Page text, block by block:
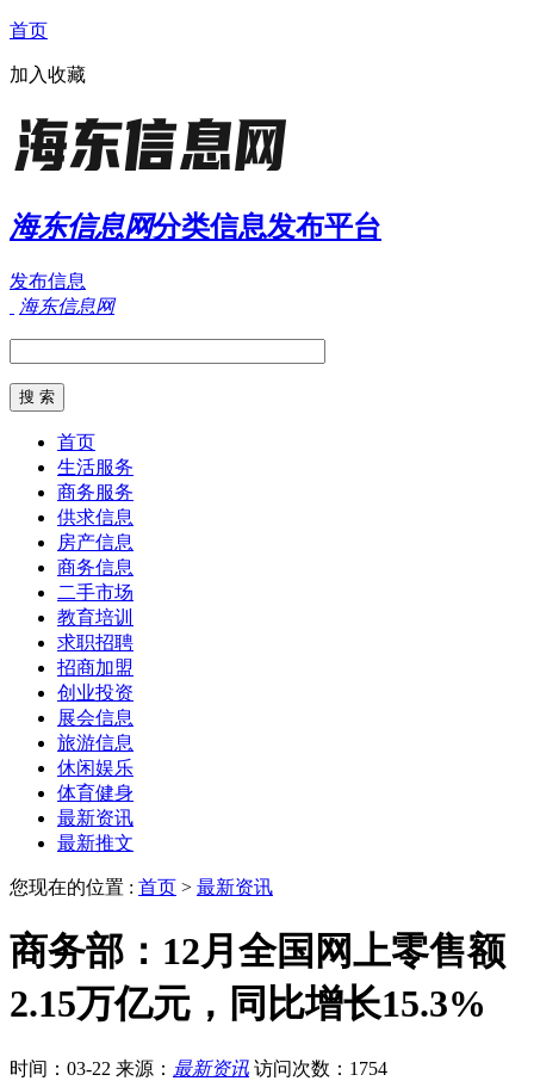
首页
加入收藏
海东信息网分类信息发布平台
发布信息
海东信息网
首页
生活服务
商务服务
供求信息
房产信息
商务信息
二手市场
教育培训
求职招聘
招商加盟
创业投资
展会信息
旅游信息
休闲娱乐
体育健身
最新资讯
最新推文
您现在的位置 : 首页 > 最新资讯
商务部：12月全国网上零售额
2.15万亿元，同比增长15.3%
时间：03-22 来源： 最新资讯 访问次数：1754